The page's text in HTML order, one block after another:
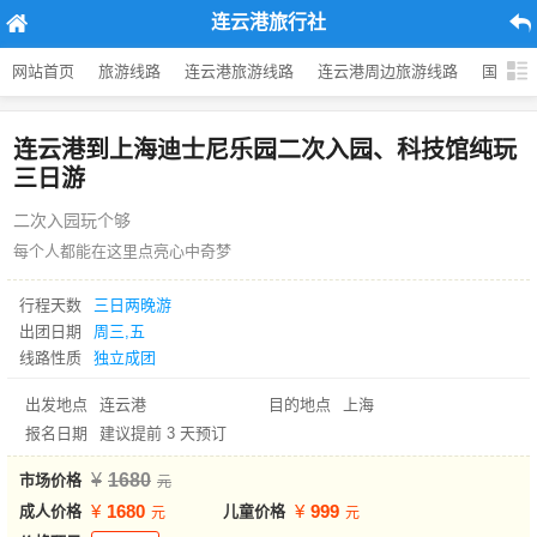
连云港旅行社
网站首页 旅游线路 连云港旅游线路 连云港周边旅游线路 国内旅
连云港到上海迪士尼乐园二次入园、科技馆纯玩
三日游
二次入园玩个够
每个人都能在这里点亮心中奇梦
行程天数
三日两晚游
出团日期
周三,五
线路性质
独立成团
出发地点 连云港 目的地点
上海
报名日期
建议提前 3 天预订
市场价格 1680
成人价格 1680 儿童价格 999